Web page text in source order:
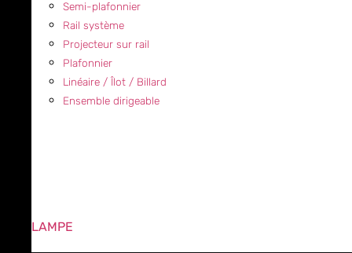
Semi-plafonnier
Rail système
Projecteur sur rail
Plafonnier
Linéaire / Îlot / Billard
Ensemble dirigeable
LAMPE